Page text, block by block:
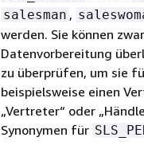
salesman ,
werden. Sie können
Datenvorbereitung
zu überprüfen, um sie
beispielsweise einen
„Vertreter“ oder
Synonymen für